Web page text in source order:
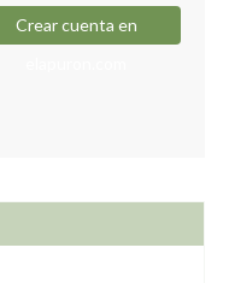
Crear cuenta en